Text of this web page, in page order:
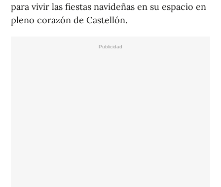
para vivir las fiestas navideñas en su espacio en
pleno corazón de Castellón.